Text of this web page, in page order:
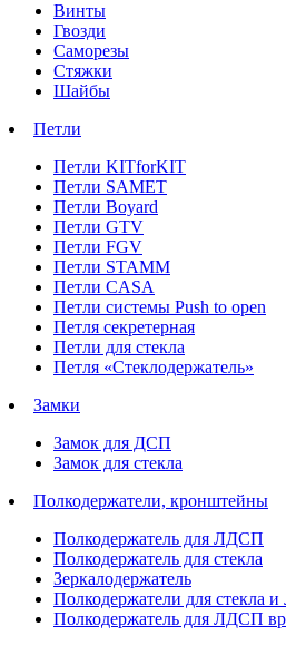
Винты
Гвозди
Саморезы
Стяжки
Шайбы
Петли
Петли KITforKIT
Петли SAMET
Петли Boyard
Петли GTV
Петли FGV
Петли STAMM
Петли CASA
Петли системы Push to open
Петля секретерная
Петли для стекла
Петля «Стеклодержатель»
Замки
Замок для ДСП
Замок для стекла
Полкодержатели, кронштейны
Полкодержатель для ЛДСП
Полкодержатель для стекла
Зеркалодержатель
Полкодержатели для стекла
Полкодержатель для ЛДСП